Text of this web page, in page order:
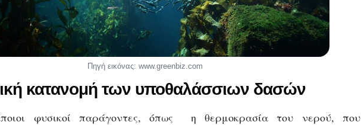
Πηγή εικόνας: www.greenbiz.com
κατανομή των υποθαλάσσιων δασών
φυσικοί παράγοντες, όπως η θερμοκρασία του νερού, που